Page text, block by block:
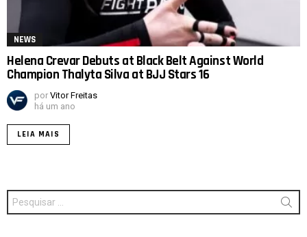
NEWS
Helena Crevar Debuts at Black Belt Against World
Champion Thalyta Silva at BJJ Stars 16
por Vitor Freitas
há um ano
LEIA MAIS
Procurar
por: